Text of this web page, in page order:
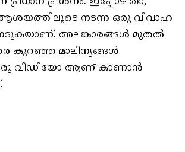
ആശയത്തിലൂടെ നടന്ന ഒരു വിവാഹ
അലങ്കാരങ്ങൾ മുതൽ
കുറഞ്ഞ മാലിന്യങ്ങൾ
ഒരു വിഡിയോ ആണ് കാണാൻ